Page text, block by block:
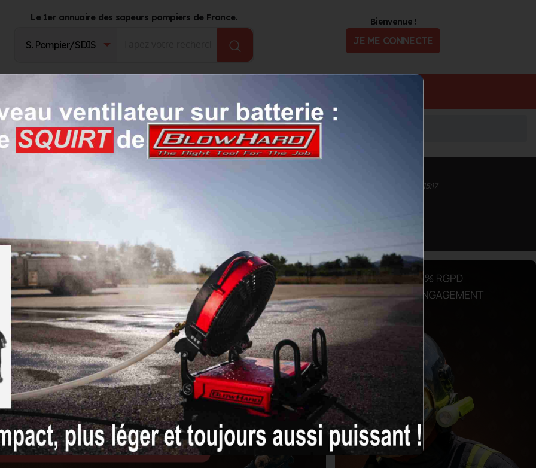
Le 1er annuaire des sapeurs pompiers de France. Bienvenue !
JE ME CONNECTE
Informations mises à jour le 04/01/2023 à 15:17